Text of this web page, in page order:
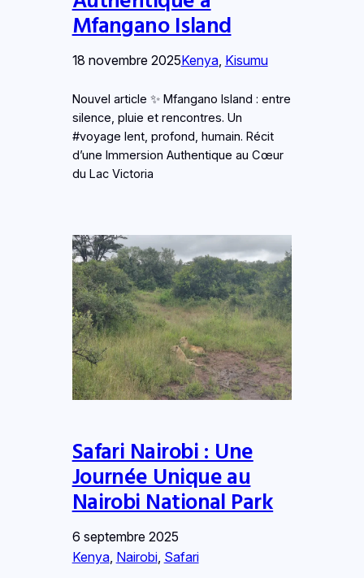
Mfangano Island
18 novembre 2025Kenya, Kisumu
Nouvel article ✨ Mfangano Island : entre
silence, pluie et rencontres. Un
#voyage lent, profond, humain. Récit
d’une Immersion Authentique au Cœur
du Lac Victoria
Safari Nairobi : Une
Journée Unique au
Nairobi National Park
6 septembre 2025
Kenya, Nairobi, Safari